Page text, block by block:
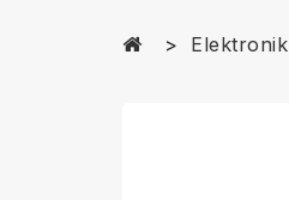
Elektronik